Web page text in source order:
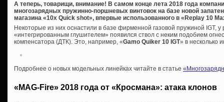
А теперь, товарищи, внимание! В самом конце лета 2018 года
многозарядных пружинно-поршневых винтовок на базе новой
магазина «10x Quick shot», впервые использованного в «Replay 10
Некоторые из них оснастили в базе фирменной газовой пружиной IGT, у
«интегрированным глушителем» появился ствол с неким подобием
компенсатора (ДТК). Это, например, «Gamo Quiker 10 IGT» в несколько
Подробнее о новых модельных линейках читайте в статье
«MAG-Fire» 2018 года от «Кросмана»: атака клонов